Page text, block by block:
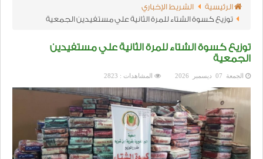
الرئيسية
الشريط الإخباري
توزيع كسوة الشتاء للمرة الثانية علي مستفيدين الجمعية
توزيع كسوة الشتاء للمرة الثانية علي مستفيدين
الجمعية
الجمعة 07 ديسمبر 2026 المشاهدات : 2823